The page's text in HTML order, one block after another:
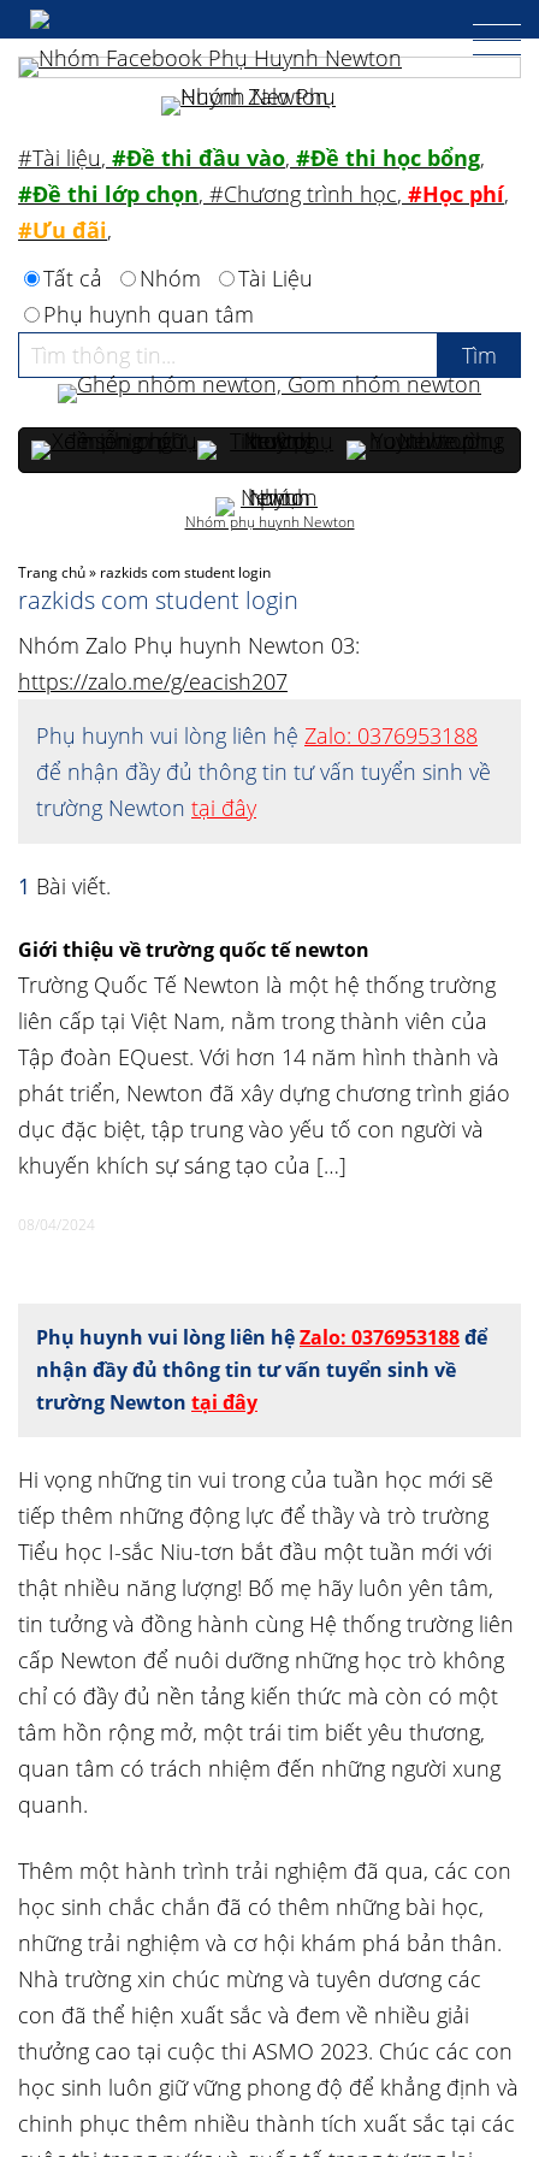
Trang chủ» razkids com student login
razkids com student login
Nhóm Zalo Phụ huynh Newton 03:
https://zalo.me/g/eacish207
Phụ huynh vui lòng liên hệ Zalo: 0376953188
để nhận đầy đủ thông tin tư vấn tuyển sinh về
trường Newton tại đây
1 Bài viết.
Giới thiệu về trường quốc tế newton
Trường Quốc Tế Newton là một hệ thống trường
liên cấp tại Việt Nam, nằm trong thành viên của
Tập đoàn EQuest. Với hơn 14 năm hình thành và
phát triển, Newton đã xây dựng chương trình giáo
dục đặc biệt, tập trung vào yếu tố con người và
khuyến khích sự sáng tạo của […]
08/04/2024
Phụ huynh vui lòng liên hệZalo: 0376953188để
nhận đầy đủ thông tin tư vấn tuyển sinh về
trường Newton tại đây
Hi vọng những tin vui trong của tuần học mới sẽ
tiếp thêm những động lực để thầy và trò trường
Tiểu học I-sắc Niu-tơn bắt đầu một tuần mới với
thật nhiều năng lượng! Bố mẹ hãy luôn yên tâm,
tin tưởng và đồng hành cùng Hệ thống trường liên
cấp Newton để nuôi dưỡng những học trò không
chỉ có đầy đủ nền tảng kiến thức mà còn có một
tâm hồn rộng mở, một trái tim biết yêu thương,
quan tâm có trách nhiệm đến những người xung
quanh.
Thêm một hành trình trải nghiệm đã qua, các con
học sinh chắc chắn đã có thêm những bài học,
những trải nghiệm và cơ hội khám phá bản thân.
Nhà trường xin chúc mừng và tuyên dương các
con đã thể hiện xuất sắc và đem về nhiều giải
thưởng cao tại cuộc thi ASMO 2023. Chúc các con
học sinh luôn giữ vững phong độ để khẳng định và
chinh phục thêm nhiều thành tích xuất sắc tại các
#Tài liệu, #Đề thi đầu vào, #Đề thi học bổng,
#Đề thi lớp chọn, #Chương trình học, #Học phí,
#Ưu đãi,
Tất cả
Nhóm
Tài Liệu
Phụ huynh quan tâm
Nhóm phụ huynh Newton